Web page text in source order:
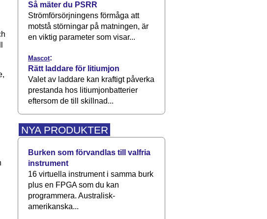
Så mäter du PSRR
Strömförsörjningens förmåga att
motstå störningar på matningen, är
en viktig parameter som visar...
Mascot:
Rätt laddare för litiumjon
Valet av laddare kan kraftigt påverka
prestanda hos litiumjonbatterier
eftersom de till skillnad...
NYA PRODUKTER
Burken som förvandlas till valfria
instrument
16 virtuella instrument i samma burk
plus en FPGA som du kan
programmera. Australisk-
amerikanska...